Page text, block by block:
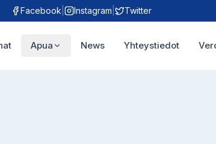
Facebook Instagram Twitter
Apua News Yhteystiedot